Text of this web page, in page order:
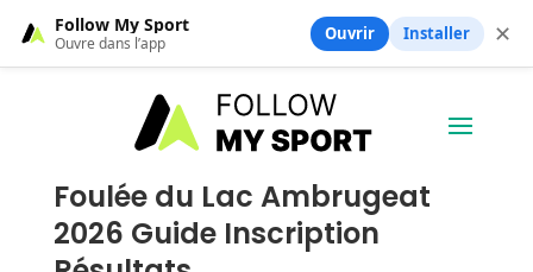
Foulée du Lac Ambrugeat
2026 Guide Inscription
Follow My Sport
Ouvre dans l’app Ouvrir Installer ✕